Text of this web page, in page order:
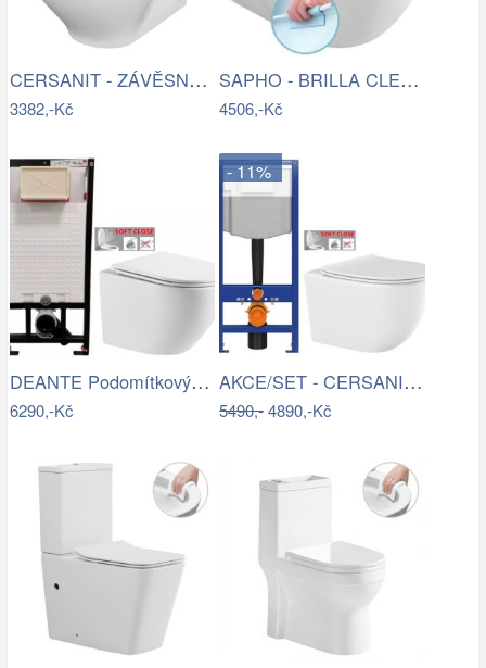
CERSANIT - ZÁVĚSNÁ WC MÍSA MODUO…
3382,-Kč
SAPHO - BRILLA CLEANWASH závěsná WC…
4506,-Kč
DEANTE Podomítkový rám, pro závěsné WC…
6290,-Kč
- 11%
AKCE/SET - CERSANIT předstěnový…
5490,-4890,-Kč